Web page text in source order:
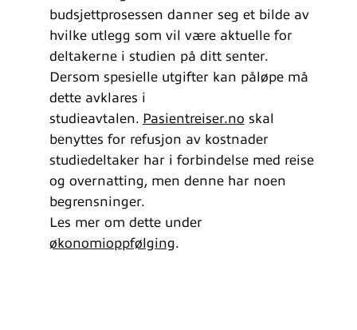
budsjettprosessen danner seg et bilde av
hvilke utlegg som vil være aktuelle for
deltakerne i studien på ditt senter.
Dersom spesielle utgifter kan påløpe må
dette avklares i
studieavtalen. Pasientreiser.no skal
benyttes for refusjon av kostnader
studiedeltaker har i forbindelse med reise
og overnatting, men denne har noen
begrensninger.
Les mer om dette under
økonomioppfølging.